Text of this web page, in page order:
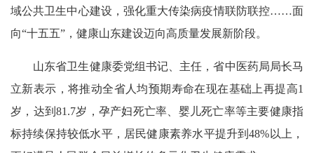
域公共卫生中心建设，强化重大传染病疫情联防联控……面
向“十五五”，健康山东建设迈向高质量发展新阶段。
山东省卫生健康委党组书记、主任，省中医药局局长马
立新表示，将推动全省人均预期寿命在现在基础上再提高1
岁，达到81.7岁，孕产妇死亡率、婴儿死亡率等主要健康指
标持续保持较低水平，居民健康素养水平提升到48%以上，